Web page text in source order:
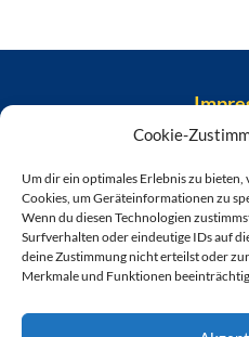
Cookie-
Um dir ein optimales Erlebnis zu
Cookies, um Geräteinformationen zu
Wenn du diesen Technologien
Surfverhalten oder eindeutige IDs auf
deine Zustimmung nicht erteilst oder
Merkmale und Funktionen